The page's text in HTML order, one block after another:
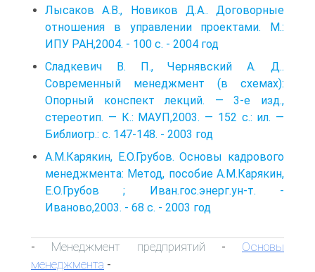
Лысаков А.В., Новиков Д.А.. Договорные
отношения в управлении проектами. М.:
ИПУ РАН,2004. - 100 с. - 2004 год
Сладкевич В. П., Чернявский А. Д..
Современный менеджмент (в схемах):
Опорный конспект лекций. — 3-е изд.,
стереотип. — К.: МАУП,2003. — 152 с.: ил. —
Библиогр.: с. 147-148. - 2003 год
А.М.Карякин, Е.О.Грубов. Основы кадрового
менеджмента: Метод, пособие А.М.Карякин,
Е.О.Грубов ; Иван.гос.энерг.ун-т. -
Иваново,2003. - 68 с. - 2003 год
- Менеджмент предприятий - Основы
менеджмента -